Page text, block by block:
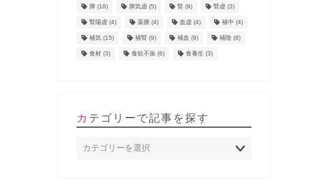
脾(18) 脾気虚(5) 腎(9) 腎虚(3)
腎陽虚(4) 薬膳(4) 血虚(4) 補中 (4)
補気(15) 補腎(9) 補血 (9) 補陰(8)
食材(3) 食欲不振 (6) 食養生 (3)
カテゴリーで記事を探す